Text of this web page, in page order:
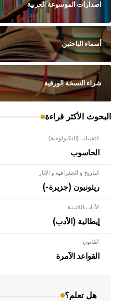
اصدارات الموسوعة العربية
أسماء الباحثين
شراء النسخة الورقية
البحوث الأكثر قراءة
التقنيات (التكنولوجية)
الحاسوب
التاريخ و الجغرافية و الآثار
ريئونيون (جزيرة-)
الآداب اللاتينية
إيطالية (الأدب)
القانون
القواعد الآمرة
هل تعلم؟
- هل تعلم أن الأبلق نوع من
بالعمارة الإسلامية في بلاد
المعمار على بناء مداميكه وخاصة